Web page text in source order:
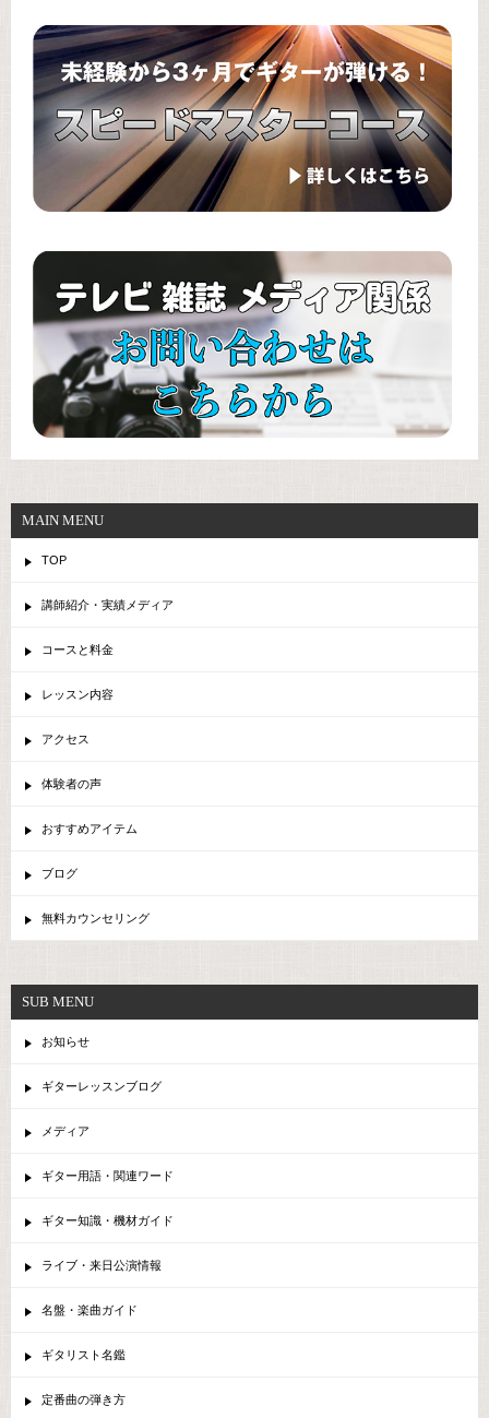
MAIN MENU
TOP
講師紹介・実績メディア
コースと料金
レッスン内容
アクセス
体験者の声
おすすめアイテム
ブログ
無料カウンセリング
SUB MENU
お知らせ
ギターレッスンブログ
メディア
ギター用語・関連ワード
ギター知識・機材ガイド
ライブ・来日公演情報
名盤・楽曲ガイド
ギタリスト名鑑
定番曲の弾き方